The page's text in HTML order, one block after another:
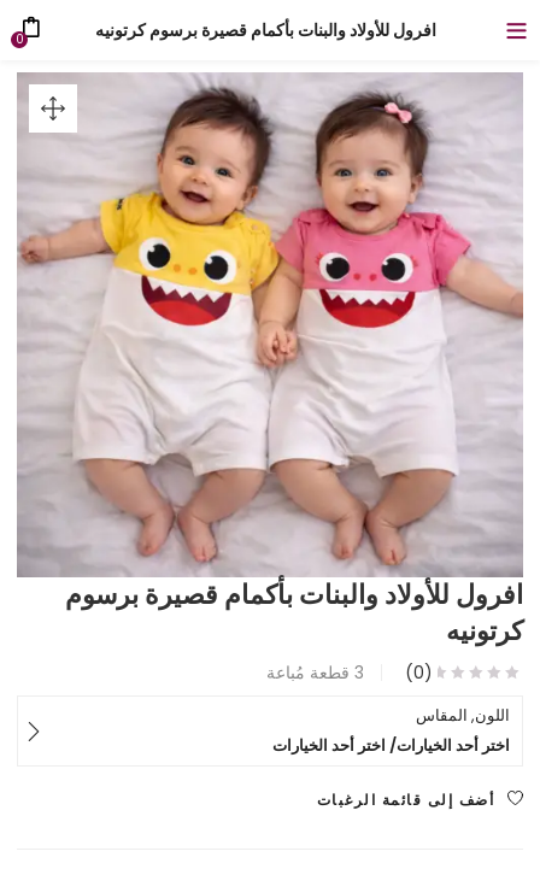
افرول للأولاد والبنات بأكمام قصيرة برسوم كرتونيه 0
افرول للأولاد والبنات بأكمام قصيرة برسوم
كرتونيه
(0)
3 قطعة مُباعة
اللون, المقاس
اختر أحد الخيارات/ اختر أحد الخيارات
أضف إلى قائمة الرغبات